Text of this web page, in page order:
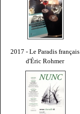
2017 - Le Paradis français
d'Éric Rohmer